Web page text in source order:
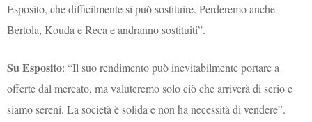
Esposito, che difficilmente si può sostituire. Perderemo anche
Bertola, Kouda e Reca e andranno sostituiti”.
Su Esposito: “Il suo rendimento può inevitabilmente portare a
offerte dal mercato, ma valuteremo solo ciò che arriverà di serio e
siamo sereni. La società è solida e non ha necessità di vendere”.